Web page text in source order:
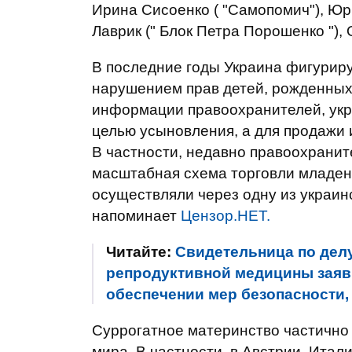
Ирина Сисоенко ( "Самопомич"),
Лаврик (" Блок Петра Порошенко
В последние годы Украина
нарушением прав детей,
информации правоохранителей,
целью усыновления, а для продажи
В частности, недавно
масштабная схема торговли
осуществляли через одну из
напоминает Цензор.НЕТ.
Читайте: Свидетельница по
репродуктивной медицины
обеспечении мер
Суррогатное материнство